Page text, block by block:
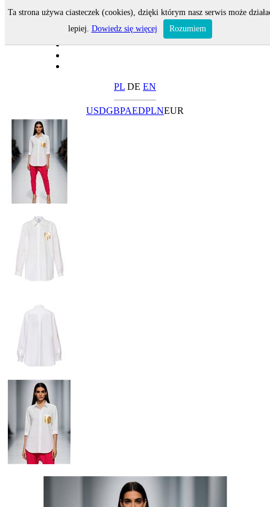
PL DE EN
USDGBPAEDPLNEUR
Ta strona używa ciasteczek (cookies), dzięki którym nasz serwis może
lepiej. Dowiedz się więcej Rozumiem